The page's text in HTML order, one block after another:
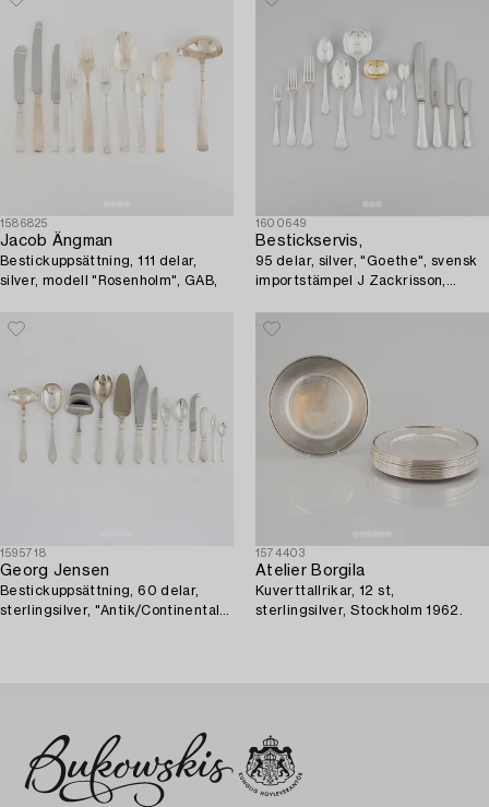
1586825
Jacob Ängman
Bestickuppsättning, 111 delar,
silver, modell "Rosenholm", GAB,
1600649
Bestickservis,
95 delar, silver, "Goethe", svensk
importstämpel J Zackrisson,
1595718
Georg Jensen
Bestickuppsättning, 60 delar,
sterlingsilver, "Antik/Continental",
1574403
Atelier Borgila
Kuverttallrikar, 12 st,
sterlingsilver, Stockholm 1962.